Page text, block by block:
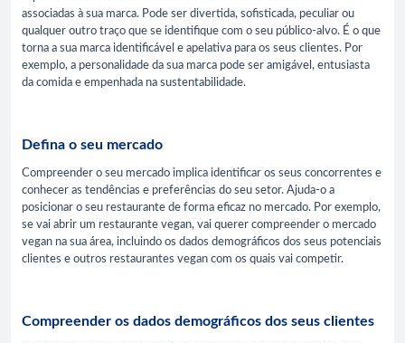
associadas à sua marca. Pode ser divertida, sofisticada, peculiar ou
qualquer outro traço que se identifique com o seu público-alvo. É o que
torna a sua marca identificável e apelativa para os seus clientes. Por
exemplo, a personalidade da sua marca pode ser amigável, entusiasta
da comida e empenhada na sustentabilidade.
Defina o seu mercado
Compreender o seu mercado implica identificar os seus concorrentes e
conhecer as tendências e preferências do seu setor. Ajuda-o a
posicionar o seu restaurante de forma eficaz no mercado. Por exemplo,
se vai abrir um restaurante vegan, vai querer compreender o mercado
vegan na sua área, incluindo os dados demográficos dos seus potenciais
clientes e outros restaurantes vegan com os quais vai competir.
Compreender os dados demográficos dos seus clientes